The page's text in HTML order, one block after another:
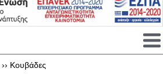
›› Κουβάδες